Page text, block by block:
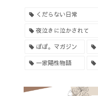
くだらない日常
夜泣きに泣かされて
ぽぽ。マガジン
一家陽性物語